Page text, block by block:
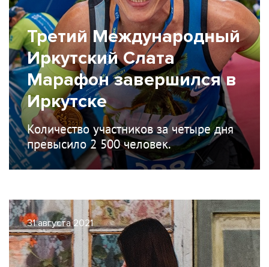
Третий Международный
Иркутский Слата
Марафон завершился в
Иркутске
Количество участников за четыре дня
превысило 2 500 человек.
31 августа 2021